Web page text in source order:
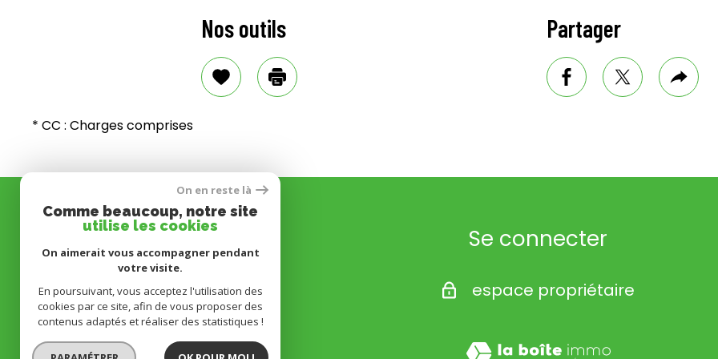
Nos outils
SélectionnerImprimer
Partager
facebooktwitterPlus
de
* CC : Charges comprises
Se connecter
espace propriétaire
On en reste là
Comme beaucoup, notre site
utilise les cookies
On aimerait vous accompagner pendant
votre visite.
En poursuivant, vous acceptez l'utilisation des
cookies par ce site, afin de vous proposer des
contenus adaptés et réaliser des statistiques !